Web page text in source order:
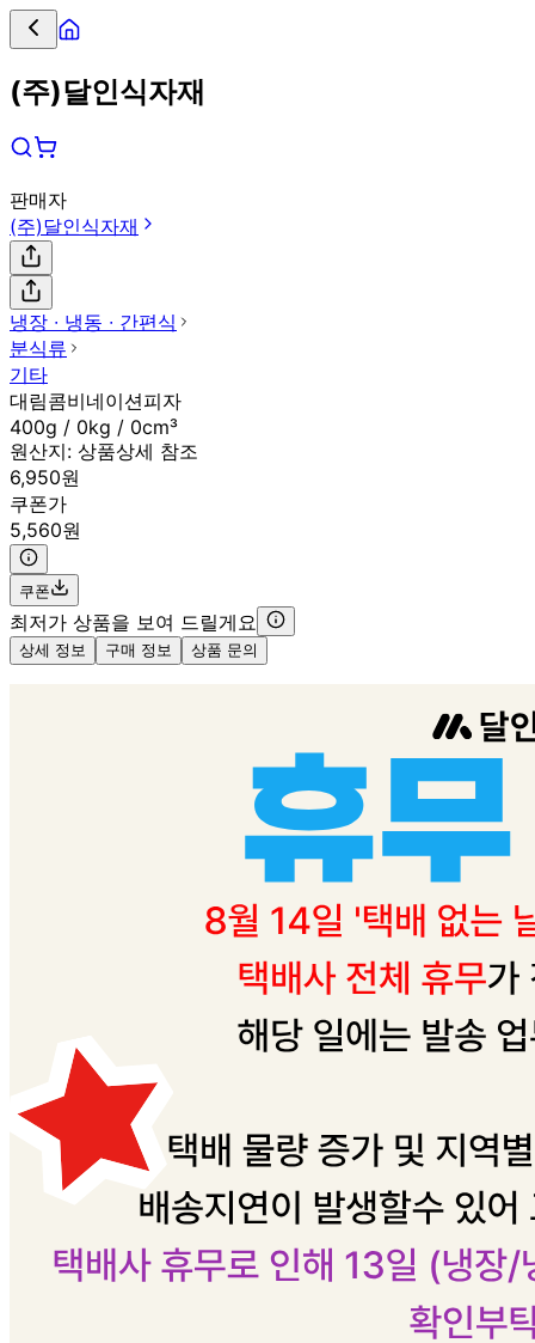
(주)달인식자재
판매자
(주)달인식자재
냉장 ∙ 냉동 ∙ 간편식
분식류
기타
대림콤비네이션피자
400g / 0kg / 0cm³
원산지: 상품상세 참조
6,950원
쿠폰가
5,560원
쿠폰
최저가 상품을 보여 드릴게요
상세 정보 구매 정보 상품 문의